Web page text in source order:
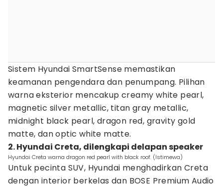
Sistem Hyundai SmartSense memastikan
keamanan pengendara dan penumpang. Pilihan
warna eksterior mencakup creamy white pearl,
magnetic silver metallic, titan gray metallic,
midnight black pearl, dragon red, gravity gold
matte, dan optic white matte.
2. Hyundai Creta, dilengkapi delapan speaker
Hyundai Creta warna dragon red pearl with black roof. (Istimewa)
Untuk pecinta SUV, Hyundai menghadirkan Creta
dengan interior berkelas dan BOSE Premium Audio